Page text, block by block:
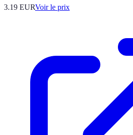
3.19 EURVoir le prix